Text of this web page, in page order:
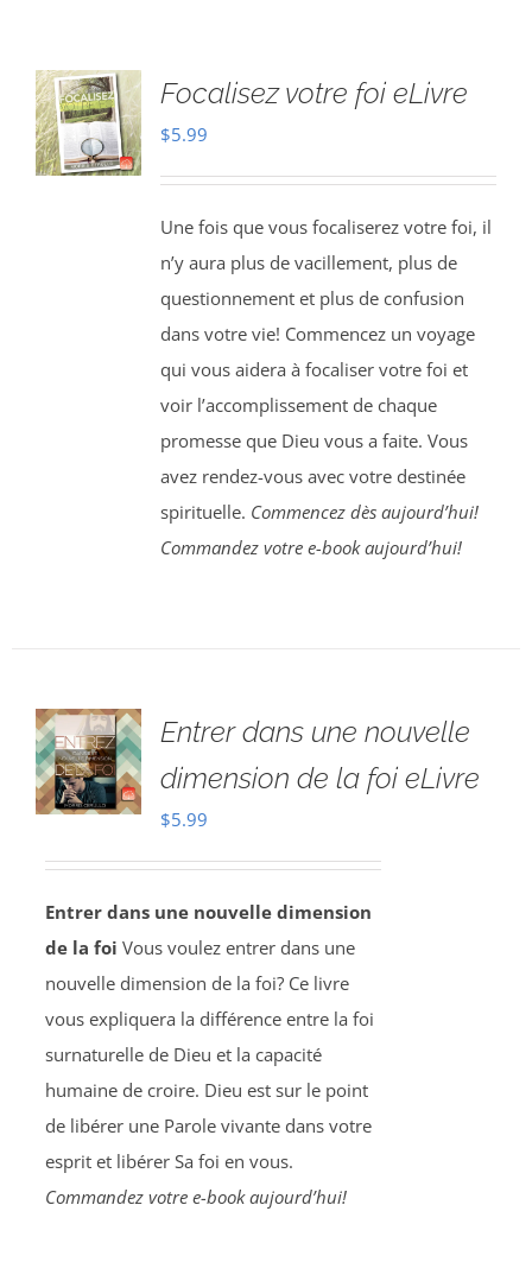
Focalisez votre foi eLivre
$5.99
Une fois que vous focaliserez votre foi, il
n’y aura plus de vacillement, plus de
questionnement et plus de confusion
dans votre vie! Commencez un voyage
qui vous aidera à focaliser votre foi et
voir l’accomplissement de chaque
promesse que Dieu vous a faite. Vous
avez rendez-vous avec votre destinée
spirituelle. Commencez dès aujourd’hui!
Commandez votre e-book aujourd’hui!
Entrer dans une nouvelle
dimension de la foi eLivre
$5.99
Entrer dans une nouvelle dimension
de la foi Vous voulez entrer dans une
nouvelle dimension de la foi? Ce livre
vous expliquera la différence entre la foi
surnaturelle de Dieu et la capacité
humaine de croire. Dieu est sur le point
de libérer une Parole vivante dans votre
esprit et libérer Sa foi en vous.
Commandez votre e-book aujourd’hui!